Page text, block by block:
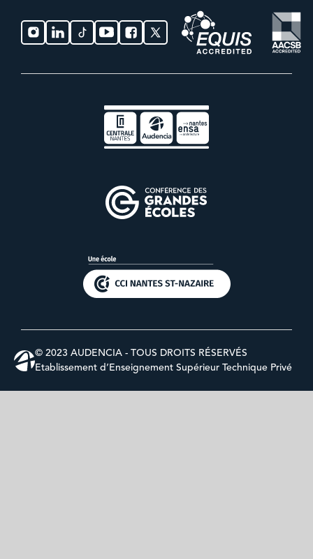
© 2023 AUDENCIA - TOUS DROITS RÉSERVÉS
Etablissement d’Enseignement Supérieur Technique Privé